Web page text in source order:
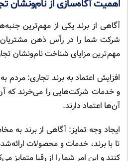
اهمیت آگاه‌سازی از نام‌ونشان
آگاهی از برند یکی از مهم‌ترین
شرکت شما را در رأس ذهن
مهم‌ترین مزایای شناخت نام‌ونشان
افزایش اعتماد به برند تجاری: مردم
و خدمات شرکت‌هایی را می‌خرند که
آن‌ها اعتماد دارند.
ایجاد وجه تمایز: آگاهی از برند به
تا با برند، خدمات و محصولات
کنند و این امر شما را از رقبا متمایز